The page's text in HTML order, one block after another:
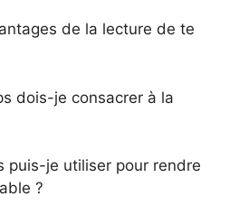
de la lecture de te
dois-je consacrer à la
puis-je utiliser pour rendre
?